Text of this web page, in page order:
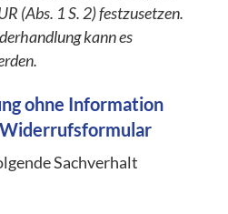
(Abs. 1 S. 2) festzusetzen.
kann es
ohne Information
Sachverhalt